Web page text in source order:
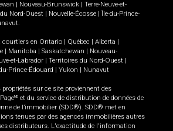
Nouveau-Brunswick
Terre-Neuve-et-
Nord-Ouest Nouvelle-Écosse
Île-du-Prince-
.
courtiers en Ontario Québec Alberta
Manitoba Saskatchewan
Nouveau-
et-Labrador Territoires du Nord-Ouest
du-Prince-Édouard Yukon Nunavut
sur ce site proviennent des
MD et du service de distribution de données de
de l’immobilier (SDD®). SDD® met en
tenues par des agences immobilières autres
distributeurs. L'exactitude de l'information